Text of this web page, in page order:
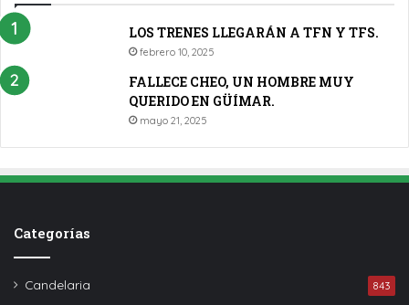
LOS TRENES LLEGARÁN A TFN Y TFS.
febrero 10, 2025
FALLECE CHEO, UN HOMBRE MUY
QUERIDO EN GÜÍMAR.
mayo 21, 2025
Categorías
Candelaria 843